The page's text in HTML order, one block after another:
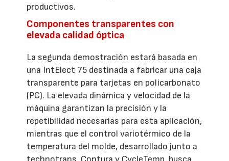
productivos.
Componentes transparentes con
elevada calidad óptica
La segunda demostración estará basada en
una IntElect 75 destinada a fabricar una caja
transparente para tarjetas en policarbonato
(PC). La elevada dinámica y velocidad de la
máquina garantizan la precisión y la
repetibilidad necesarias para esta aplicación,
mientras que el control variotérmico de la
temperatura del molde, desarrollado junto a